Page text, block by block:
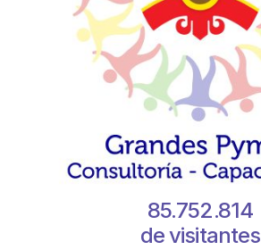
85.752.814
de visitantes